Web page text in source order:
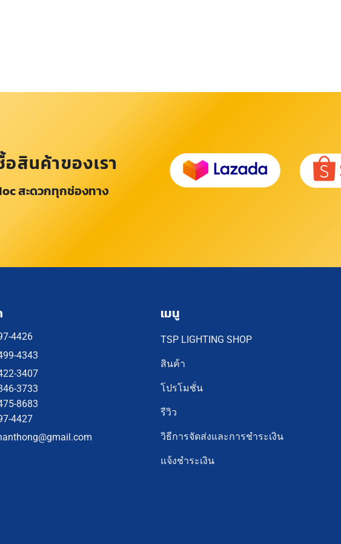
สินค้าของเรา
สะดวกทุกช่องทาง
4426
4343
3407
3733
8683
4427
เมนู
TSP LIGHTING SHOP
สินค้า
โปรโมชั่น
รีวิว
วิธีการจัดส่งและการชำระเงิน
แจ้งชำระเงิน